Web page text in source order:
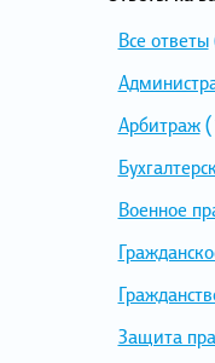
Все ответы
Арбитраж
Военное
Защита